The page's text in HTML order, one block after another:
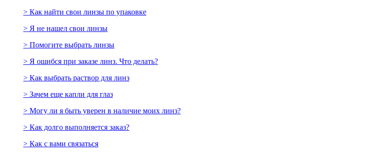
> Как найти свои линзы по упаковке
> Я не нашел свои линзы
> Помогите выбрать линзы
> Я ошибся при заказе линз. Что делать?
> Как выбрать раствор для линз
> Зачем еще капли для глаз
> Могу ли я быть уверен в наличие моих линз?
> Как долго выполняется заказ?
> Как с вами связаться